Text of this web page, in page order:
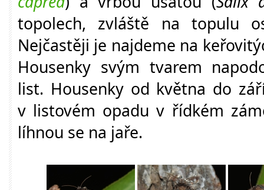
topolech, zvláště na topulu
Nejčastěji je najdeme na
Housenky svým tvarem
list. Housenky od května do
v listovém opadu v řídkém
líhnou se na jaře.